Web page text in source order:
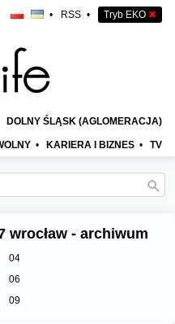
• RSS • Tryb EKO ✖
DOLNY ŚLĄSK (AGLOMERACJA)
• KARIERA I BIZNES • TV
wrocław - archiwum
04
06
09